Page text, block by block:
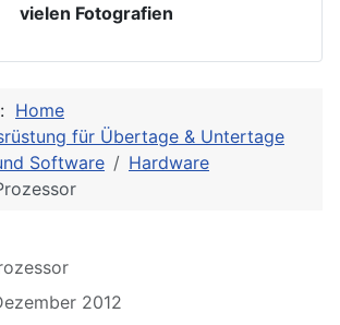
vielen Fotografien
Home
für Übertage & Untertage
Software
Hardware
2012